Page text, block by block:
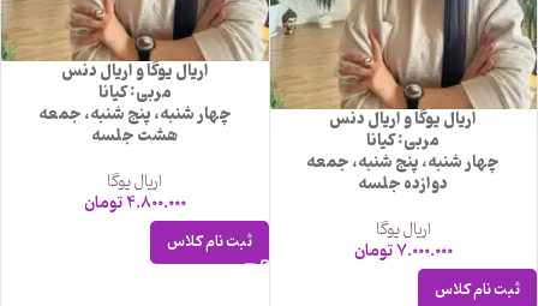
اریال یوگا و اریال دنس
مربی: کیانا
چهار شنبه، پنج شنبه، جمعه
دوازده جلسه
اریال یوگا
7.000.000تومان
ثبت نام کلاس
اریال یوگا و اریال دنس
مربی: کیانا
چهار شنبه، پنج شنبه، جمعه
هشت جلسه
اریال یوگا
4.800.000تومان
ثبت نام کلاس